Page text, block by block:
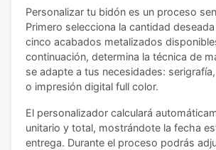
Personalizar tu bidón es un proceso
Primero selecciona la cantidad
cinco acabados metalizados
continuación, determina la técnica de
se adapte a tus necesidades:
o impresión digital full color.
El personalizador calculará
unitario y total, mostrándote la fecha
entrega. Durante el proceso podrás